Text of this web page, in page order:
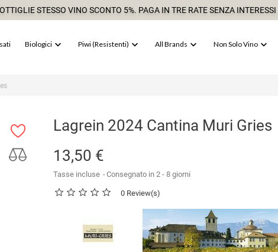
STESSO VINO SCONTO 5%. PAGA IN TRE RATE SENZA INTERESSI
Biologici Piwi (resistenti)  All Brands  Non Solo Vino
Lagrein 2024 Cantina Muri Gries
13,50 €
Tasse incluse Consegnato in 2 - 8 giorni
0 Review(s)